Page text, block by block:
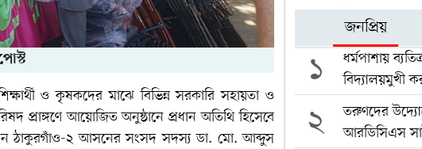
ও কৃষকদের মাঝে বিভিন্ন সরকারি সহায়তা ও
প্রাঙ্গণে আয়োজিত অনুষ্ঠানে প্রধান অতিথি হিসেবে
ঠাকুরগাঁও-২ আসনের সংসদ সদস্য ডা. মো. আব্দুস
জনপ্রিয়
১
ধর্মপাশায়
বিদ্যালয়মুখী
২
তরুণদের
আরডিসিএস